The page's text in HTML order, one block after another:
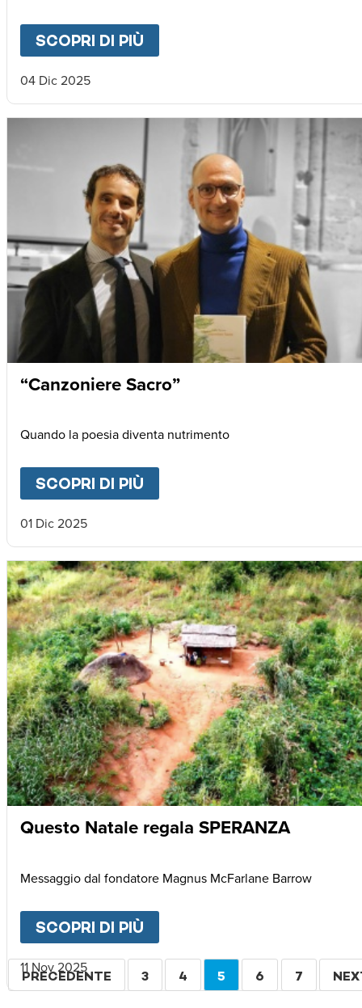
SCOPRI DI PIÙ
04 Dic 2025
“Canzoniere Sacro”
Quando la poesia diventa nutrimento
SCOPRI DI PIÙ
01 Dic 2025
Questo Natale regala SPERANZA
Messaggio dal fondatore Magnus McFarlane Barrow
SCOPRI DI PIÙ
11 Nov 2025
Paginazione
PAGINA
PRECEDENTE PAGINA
3 PAGINA
4
PAGINA
5 PAGINA
6 PAGINA
7